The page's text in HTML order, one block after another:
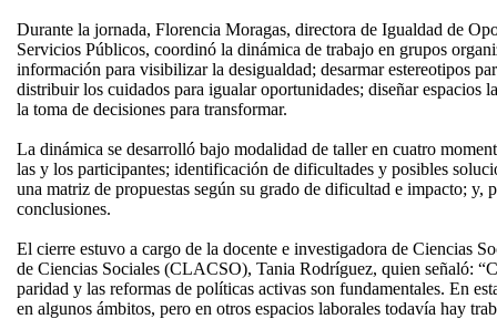
Durante la jornada, Florencia Moragas, directora de Igualdad de
Servicios Públicos, coordinó la dinámica de trabajo en grupos
información para visibilizar la desigualdad; desarmar estereotipos
distribuir los cuidados para igualar oportunidades; diseñar espacios
la toma de decisiones para transformar.
La dinámica se desarrolló bajo modalidad de taller en cuatro
las y los participantes; identificación de dificultades y posibles
una matriz de propuestas según su grado de dificultad e impacto; y,
conclusiones.
El cierre estuvo a cargo de la docente e investigadora de Ciencias
de Ciencias Sociales (CLACSO), Tania Rodríguez, quien señaló:
paridad y las reformas de políticas activas son fundamentales. En
en algunos ámbitos, pero en otros espacios laborales todavía hay